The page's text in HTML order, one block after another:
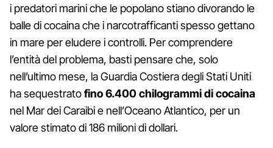
i predatori marini che le popolano stiano divorando le
balle di cocaina che i narcotrafficanti spesso gettano
in mare per eludere i controlli. Per comprendere
l’entità del problema, basti pensare che, solo
nell’ultimo mese, la Guardia Costiera degli Stati Uniti
ha sequestratofino 6.400 chilogrammi di cocaina
nel Mar dei Caraibi e nell’Oceano Atlantico, per un
valore stimato di 186 milioni di dollari.